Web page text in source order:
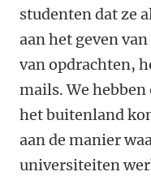
studenten dat ze
aan het geven
van opdrachten,
mails. We
het buitenland
aan de manier
universiteiten